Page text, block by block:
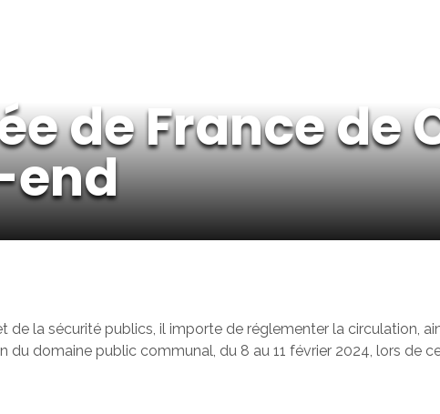
de France
end
de la sécurité publics, il importe de réglementer la circulation,
du domaine public communal, du 8 au 11 février 2024, lors de